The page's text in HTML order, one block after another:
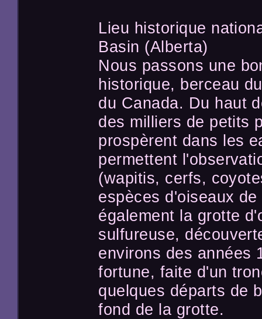
Lieu historique
Basin (Alberta)
Nous passons une
historique, berceau
du Canada. Du haut
des milliers de petits
prospèrent dans les
permettent
(wapitis, cerfs,
espèces d'oiseaux
également la grotte
sulfureuse,
environs des années
fortune, faite d'un
quelques départs de
fond de la grotte.